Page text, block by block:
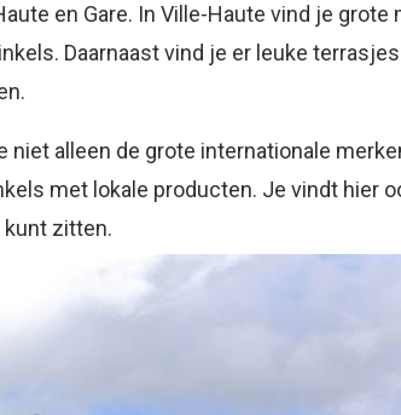
en Gare. In Ville-Haute vind je grote
Daarnaast vind je er leuke
niet alleen de grote internationale
met lokale producten. Je vindt hier
kunt zitten.